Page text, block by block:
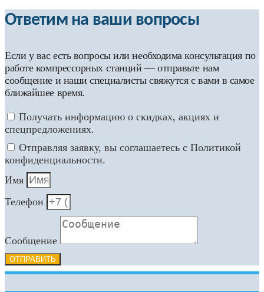
Ответим на ваши вопросы
Если у вас есть вопросы или необходима консультация по
работе компрессорных станций — отправьте нам
сообщение и наши специалисты свяжутся с вами в самое
ближайшее время.
Получать информацию о скидках, акциях и
спецпредложениях.
Отправляя заявку, вы соглашаетесь с Политикой
конфиденциальности.
Имя
Телефон
Сообщение
ОТПРАВИТЬ